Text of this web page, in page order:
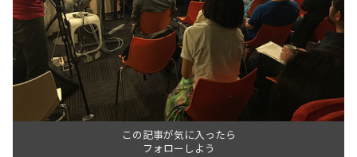
この記事が気に入ったら
フォローしよう